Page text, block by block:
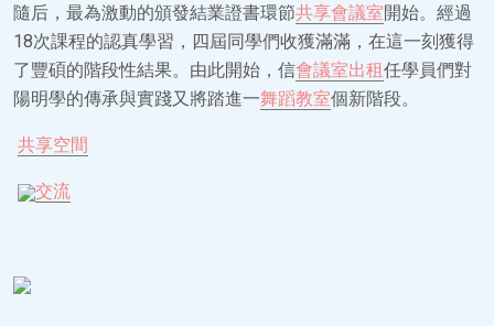
隨后，最為激動的頒發結業證書環節共享會議室開始。經過
18次課程的認真學習，四屆同學們收獲滿滿，在這一刻獲得
了豐碩的階段性結果。由此開始，信會議室出租任學員們對
陽明學的傳承與實踐又將踏進一舞蹈教室個新階段。
共享空間
交流